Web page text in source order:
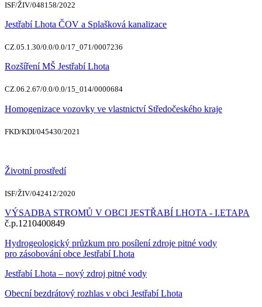
ISF/ŽIV/048158/2022
Jestřabí Lhota ČOV a Splašková kanalizace
CZ.05.1.30/0.0/0.0/17_071/0007236
Rozšíření MŠ Jestřabí Lhota
CZ.06.2.67/0.0/0.0/15_014/0000684
Homogenizace vozovky ve vlastnictví Středočeského kraje
FKD/KDI/045430/2021
Životní prostředí
ISF/ŽIV/042412/2020
VÝSADBA STROMŮ V OBCI JESTŘABÍ LHOTA - I.ETAPA
č.p.1210400849
Hydrogeologický průzkum pro posílení zdroje pitné vody
pro zásobování obce Jestřabí Lhota
Jestřabí Lhota – nový zdroj pitné vody
Obecní bezdrátový rozhlas v obci Jestřabí Lhota